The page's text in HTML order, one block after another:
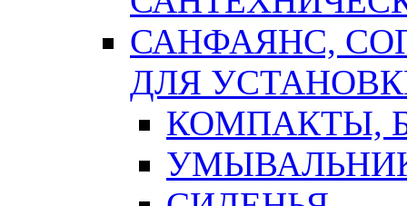
САНФАЯНС,
ДЛЯ
КОМПАКТЫ,